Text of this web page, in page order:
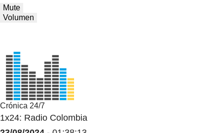
Mute
Volumen
Crónica 24/7
1x24: Radio Colombia